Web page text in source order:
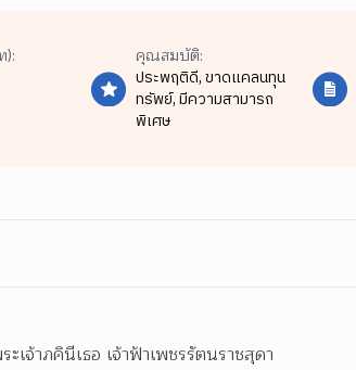
):
คุณสมบัติ:
ประพฤติดี,ขาดแคลนทุน
ทรัพย์,มีความสามารถ
พิเศษ
จ้าภคินีเธอ เจ้าฟ้าเพชรรัตนราชสุดา